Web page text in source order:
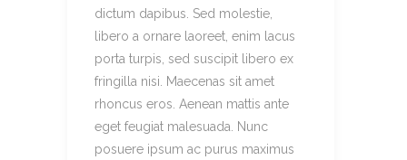
dictum dapibus. Sed molestie,
libero a ornare laoreet, enim lacus
porta turpis, sed suscipit libero ex
fringilla nisi. Maecenas sit amet
rhoncus eros. Aenean mattis ante
eget feugiat malesuada. Nunc
posuere ipsum ac purus maximus